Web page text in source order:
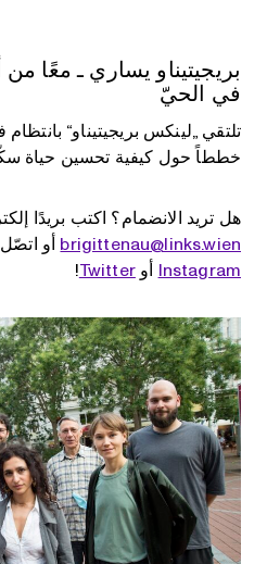
بريجيتيناو يساري ـ معًا
في الحيّ
تلتقي „لينكس بريجيتيناو“
خططاً حول كيفية تحسين حياة
هل تريد الانضمام؟ اكتب بريدًا
brigittenau@links.wien أو
Instagram أوTwitter
!